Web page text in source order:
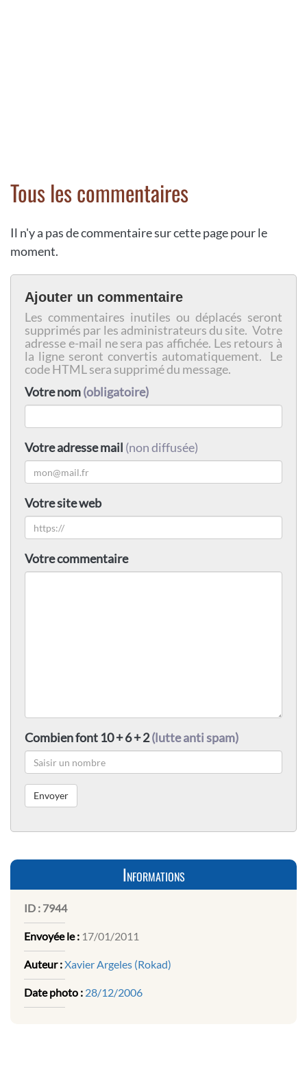
Tous les commentaires
Il n'y a pas de commentaire sur cette page pour le
moment.
Ajouter un commentaire
Les commentaires inutiles ou déplacés seront
supprimés par les administrateurs du site. Votre
adresse e-mail ne sera pas affichée. Les retours à
la ligne seront convertis automatiquement. Le
code HTML sera supprimé du message.
Votre nom(obligatoire)
Votre adresse mail (non diffusée)
Votre site web
Votre commentaire
Combien font 10 + 6 + 2(lutte anti spam)
Informations
ID : 7944
Envoyée le : 17/01/2011
Auteur :Xavier Argeles (Rokad)
Date photo : 28/12/2006